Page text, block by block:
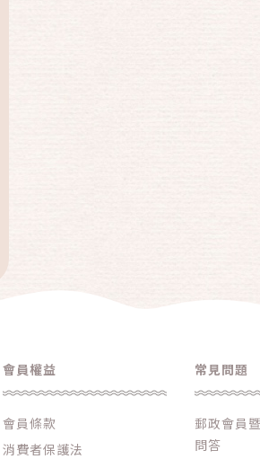
會員權益
會員條款
消費者保護法
常見問題
郵政會員
問答